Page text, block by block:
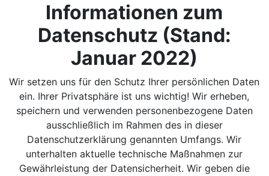
Informationen zum
Datenschutz (Stand:
Januar 2022)
Wir setzen uns für den Schutz Ihrer persönlichen Daten
ein. Ihrer Privatsphäre ist uns wichtig! Wir erheben,
speichern und verwenden personenbezogene Daten
ausschließlich im Rahmen des in dieser
Datenschutzerklärung genannten Umfangs. Wir
unterhalten aktuelle technische Maßnahmen zur
Gewährleistung der Datensicherheit. Wir geben die